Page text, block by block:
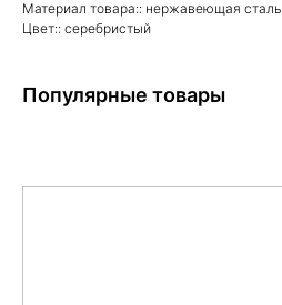
Материал товара:: нержавеющая сталь
Цвет:: серебристый
Популярные товары